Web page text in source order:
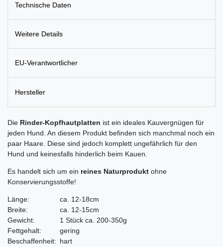
Technische Daten
Weitere Details
EU-Verantwortlicher
Hersteller
Die Rinder-Kopfhautplatten ist ein ideales Kauvergnügen für
jeden Hund. An diesem Produkt befinden sich manchmal noch ein
paar Haare. Diese sind jedoch komplett ungefährlich für den
Hund und keinesfalls hinderlich beim Kauen.
Es handelt sich um ein reines Naturprodukt ohne
Konservierungsstoffe!
Länge:
ca. 12-18cm
Breite:
ca. 12-15cm
Gewicht:
1 Stück ca. 200-350g
Fettgehalt:
gering
Beschaffenheit: hart